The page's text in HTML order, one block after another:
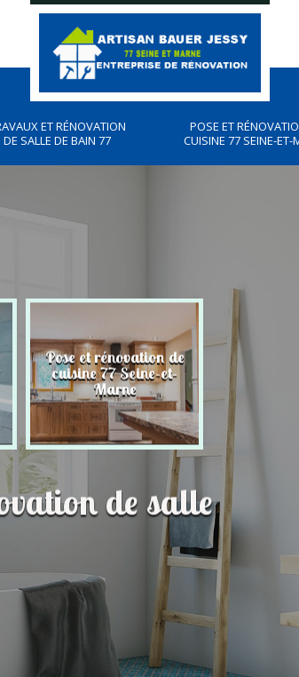
ET RÉNOVATION
DE SALLE DE BAIN 77
POSE ET
CUISINE 77 SEINE-ET-
Pose et rénovation de
cuisine 77 Seine-et-
Marne
de salle